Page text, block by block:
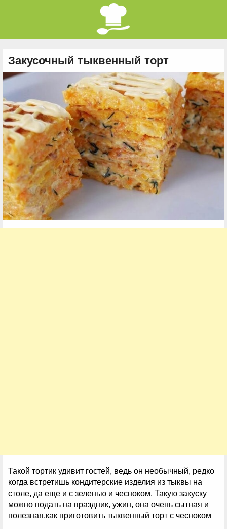
Закусочный тыквенный торт
Такой тортик удивит гостей, ведь он необычный, редко
когда встретишь кондитерские изделия из тыквы на
столе, да еще и с зеленью и чесноком. Такую закуску
можно подать на праздник, ужин, она очень сытная и
полезная.как приготовить тыквенный торт с чесноком